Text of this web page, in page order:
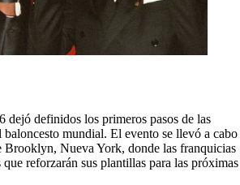
definidos los primeros pasos de las
baloncesto mundial. El evento se llevó a cabo
Brooklyn, Nueva York, donde las franquicias
reforzarán sus plantillas para las próximas